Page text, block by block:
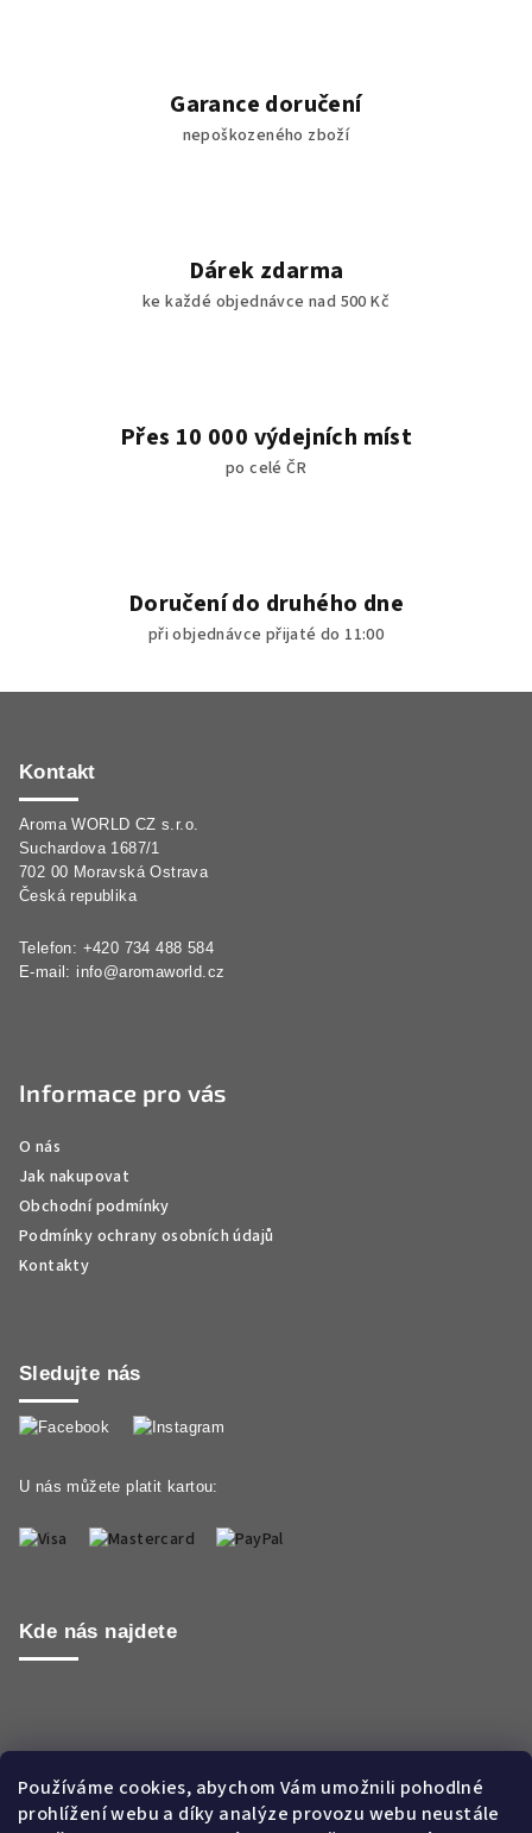
Používáme cookies, abychom Vám umožnili pohodlné
prohlížení webu a díky analýze provozu webu neustále
í
p
r
ý
p
Garance doručení
nepoškozeného zboží
Dárek zdarma
ke každé objednávce nad 500 Kč
Přes 10 000 výdejních míst
po celé ČR
Doručení do druhého dne
při objednávce přijaté do 11:00
Kontakt
Aroma WORLD CZ s.r.o.
Suchardova 1687/1
702 00 Moravská Ostrava
Česká republika
Telefon: +420 734 488 584
E-mail: info@aromaworld.cz
Informace pro vás
O nás
Jak nakupovat
Obchodní podmínky
Podmínky ochrany osobních údajů
Kontakty
Sledujte nás
U nás můžete platit kartou:
Kde nás najdete